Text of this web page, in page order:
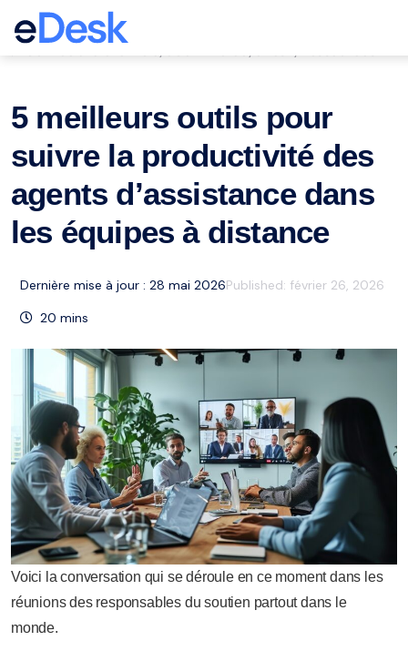
eCommerce Support Central
5 meilleurs outils pour
suivre la productivité des
agents d’assistance dans
les équipes à distance
Dernière mise à jour : 28 mai 2026Published: février 26, 2026
20 mins
Voici la conversation qui se déroule en ce moment dans les
réunions des responsables du soutien partout dans le
monde.